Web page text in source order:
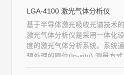
LGA-4100 激光气体分析仪
基于半导体激光吸收光谱技术
激光气体分析仪是采用一体化
度的激光气体分析系统。系统
预处理的原位(In-situ) 测量方
工业过程气体、环保排放烟气